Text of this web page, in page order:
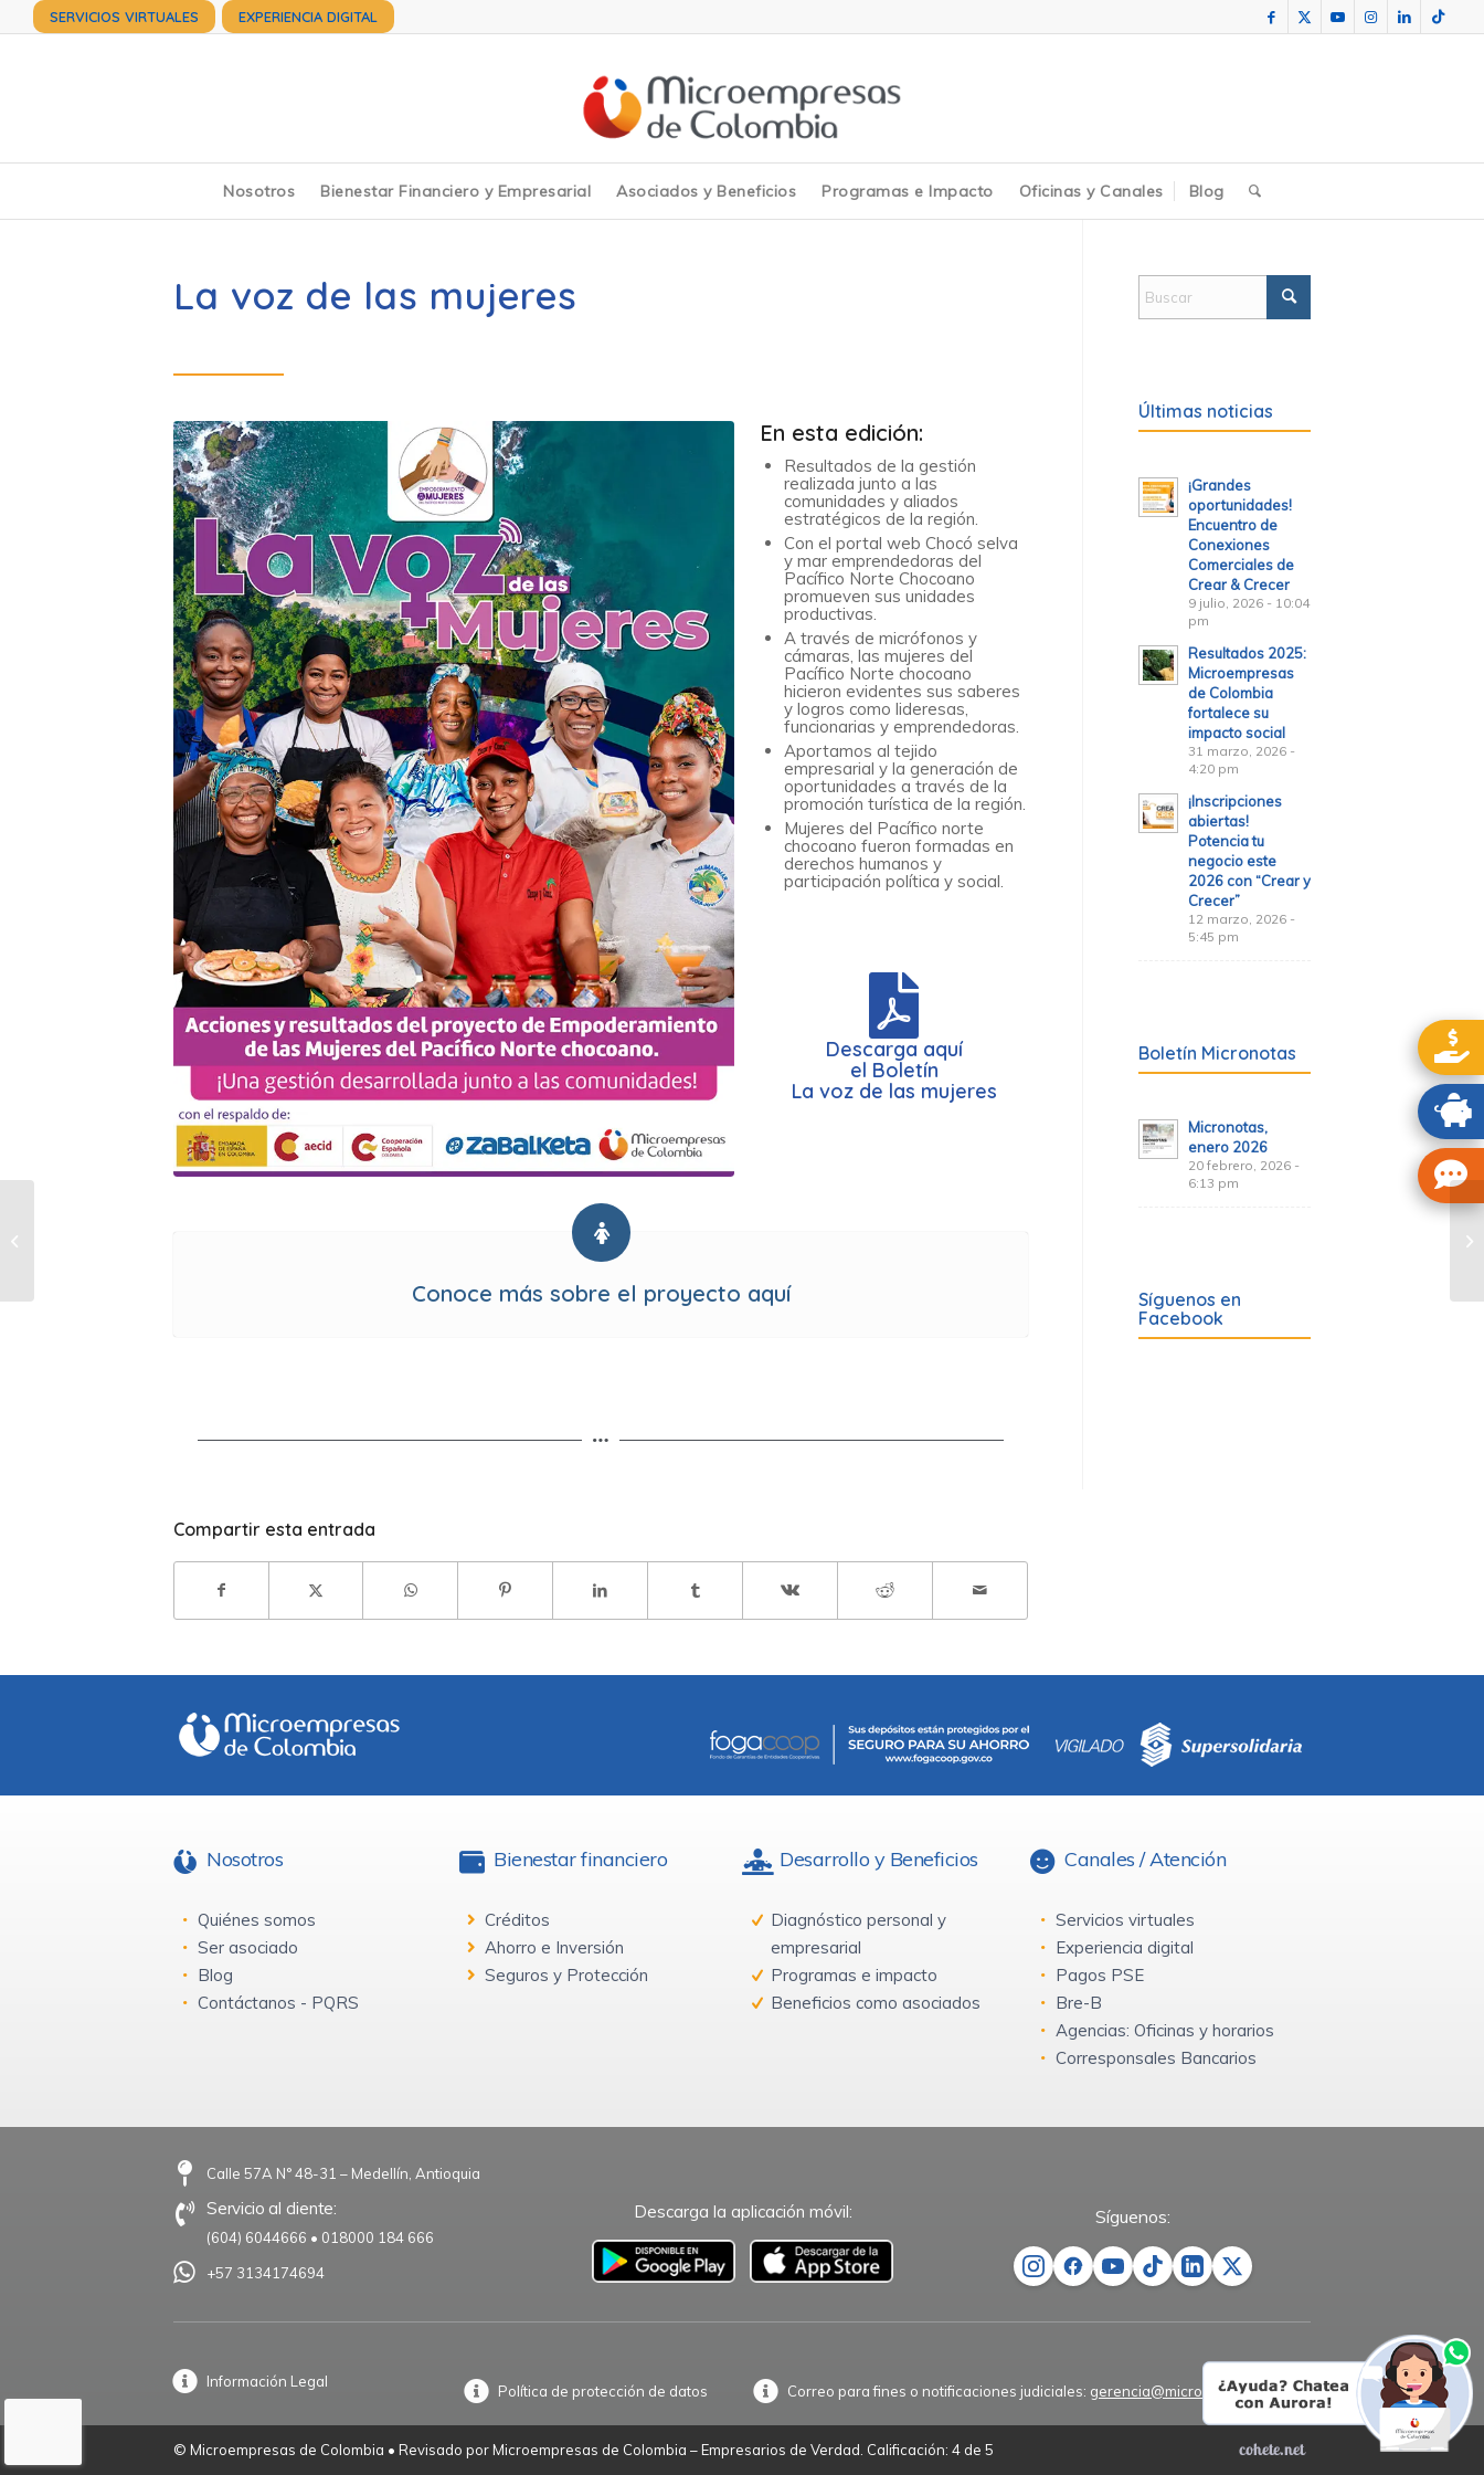
SERVICIOS VIRTUALES EXPERIENCIA DIGITAL
Nosotros Bienestar Financiero y Empresarial Asociados y Beneficios Programas e Impacto Oficinas y Canales Blog
La voz de las mujeres
En esta edición:
Resultados de la gestión
realizada junto a las
comunidades y aliados
estratégicos de la región.
Con el portal web Chocó selva
y mar emprendedoras del
Pacífico Norte Chocoano
promueven sus unidades
productivas.
A través de micrófonos y
cámaras, las mujeres del
Pacífico Norte chocoano
hicieron evidentes sus saberes
y logros como lideresas,
funcionarias y emprendedoras.
Aportamos al tejido
empresarial y la generación de
oportunidades a través de la
promoción turística de la región.
Mujeres del Pacífico norte
chocoano fueron formadas en
derechos humanos y
participación política y social.
Descarga aquí
el Boletín
La voz de las mujeres
Conoce más sobre el proyecto aquí
Compartir esta entrada
Últimas noticias
¡Grandes
oportunidades!
Encuentro de
Conexiones
Comerciales de
Crear & Crecer
9 julio, 2026 - 10:04
pm
Resultados 2025:
Microempresas
de Colombia
fortalece su
impacto social
31 marzo, 2026 -
4:20 pm
¡Inscripciones
abiertas!
Potencia tu
negocio este
2026 con “Crear y
Crecer”
12 marzo, 2026 -
5:45 pm
Boletín Micronotas
Micronotas,
enero 2026
20 febrero, 2026 -
6:13 pm
Síguenos en
Facebook
Nosotros
Quiénes somos
Ser asociado
Blog
Contáctanos - PQRS
Bienestar financiero
Créditos
Ahorro e Inversión
Seguros y Protección
Desarrollo y Beneficios
Diagnóstico personal y
empresarial
Programas e impacto
Beneficios como asociados
Canales / Atención
Servicios virtuales
Experiencia digital
Pagos PSE
Bre-B
Agencias: Oficinas y horarios
Corresponsales Bancarios
Calle 57A N° 48-31 – Medellín, Antioquia
Servicio al cliente:
(604) 6044666 • 018000 184 666
+57 3134174694
Descarga la aplicación móvil: Síguenos:
Información Legal
Política de protección de datos Correo para fines o notificaciones judiciales: gerencia@microempresas.co
© Microempresas de Colombia • Revisado por Microempresas de Colombia – Empresarios de Verdad. Calificación: 4 de 5